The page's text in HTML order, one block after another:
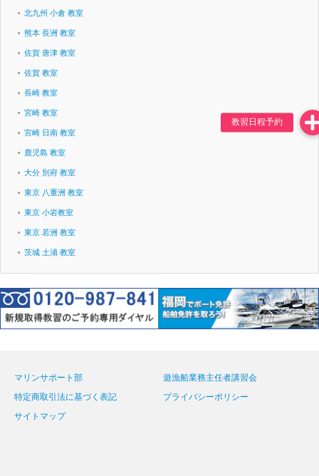
北九州 小倉 教室
熊本 長洲 教室
佐賀 唐津 教室
佐賀 教室
長崎 教室
宮崎 教室
宮崎 日南 教室
鹿児島 教室
大分 別府 教室
東京 八重洲 教室
東京 小岩教室
東京 若洲 教室
茨城 土浦 教室
マリンサポート部
遊漁船業務主任者講習会
特定商取引法に基づく表記
プライバシーポリシー
サイトマップ